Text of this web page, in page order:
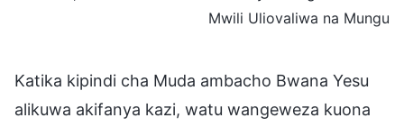
Mwili Uliovaliwa na Mungu
Katika kipindi cha Muda ambacho Bwana Yesu
alikuwa akifanya kazi, watu wangeweza kuona